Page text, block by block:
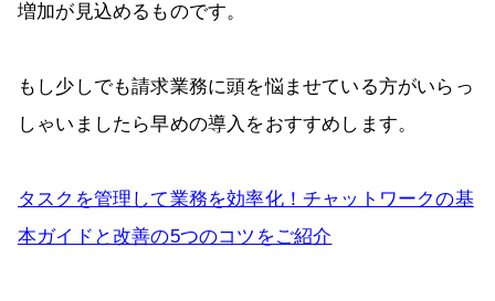
増加が見込めるものです。
もし少しでも請求業務に頭を悩ませている方がいらっ
しゃいましたら早めの導入をおすすめします。
タスクを管理して業務を効率化！チャットワークの基
本ガイドと改善の5つのコツをご紹介